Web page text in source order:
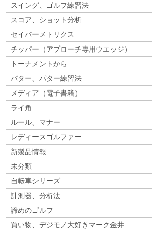
スイング、ゴルフ練習法
スコア、ショット分析
セイバーメトリクス
チッパー（アプローチ専用ウエッジ）
トーナメントから
パター、パター練習法
メディア（電子書籍）
ライ角
ルール、マナー
レディースゴルファー
新製品情報
未分類
自転車シリーズ
計測器、分析法
諦めのゴルフ
買い物、デジモノ大好きマーク金井